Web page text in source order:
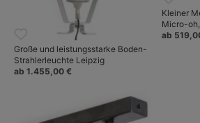
Große und leistungsstarke Boden-
Strahlerleuchte Leipzig
ab 1.455,00 €
Kleiner
Micro-
ab